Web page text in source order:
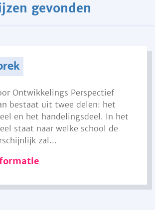
gevonden
Ontwikkelings Perspectief
bestaat uit twee delen: het
en het handelingsdeel. In het
staat naar welke school de
zal...